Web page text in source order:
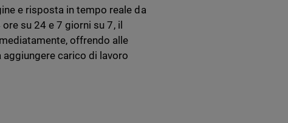
e risposta in tempo reale da
su 24 e 7 giorni su 7, il
offrendo alle
carico di lavoro